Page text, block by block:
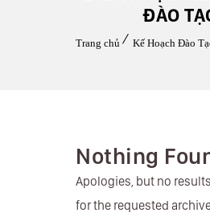
ĐÀO
Trang chủ Kế Hoạch Đào
Nothing
Apologies, but no
for the requested